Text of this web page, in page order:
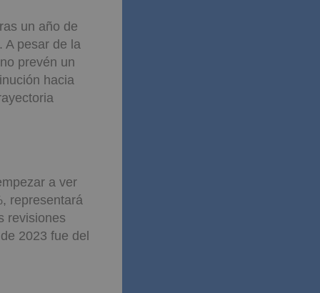
un año de
A pesar de la
prevén un
hacia
a ver
representará
revisiones
2023 fue del